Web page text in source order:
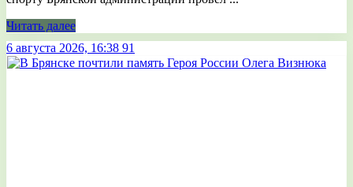
Читать далее
6 августа 2026, 16:38 91